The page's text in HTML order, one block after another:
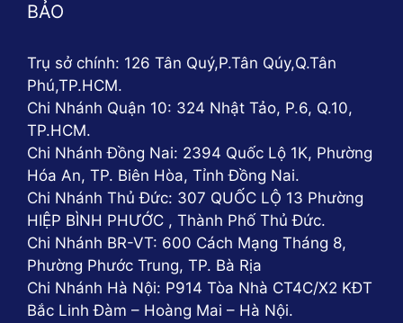
BẢO
Trụ sở chính: 126 Tân Quý,P.Tân Qúy,Q.Tân
Phú,TP.HCM.
Chi Nhánh Quận 10: 324 Nhật Tảo, P.6, Q.10,
TP.HCM.
Chi Nhánh Đồng Nai: 2394 Quốc Lộ 1K, Phường
Hóa An, TP. Biên Hòa, Tỉnh Đồng Nai.
Chi Nhánh Thủ Đức: 307 QUỐC LỘ 13 Phường
HIỆP BÌNH PHƯỚC , Thành Phố Thủ Đức.
Chi Nhánh BR-VT: 600 Cách Mạng Tháng 8,
Phường Phước Trung, TP. Bà Rịa
Chi Nhánh Hà Nội: P914 Tòa Nhà CT4C/X2 KĐT
Bắc Linh Đàm – Hoàng Mai – Hà Nội.